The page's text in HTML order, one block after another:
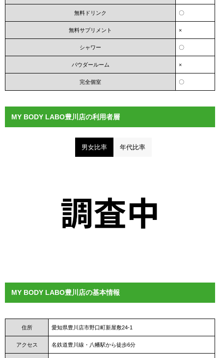
無料ドリンク 〇
無料サプリメント ×
シャワー 〇
パウダールーム ×
完全個室 〇
MY BODY LABO豊川店の利用者層
男女比率 年代比率
MY BODY LABO豊川店の基本情報
住所 愛知県豊川店市野口町新屋敷24-1
アクセス 名鉄道豊川線・八幡駅から徒歩6分